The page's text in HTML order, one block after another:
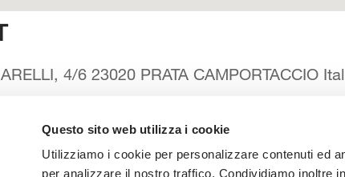
Questo sito web utilizza i cookie
Utilizziamo i cookie per personalizzare contenuti ed
per analizzare il nostro traffico. Condividiamo inoltre
4/6 23020 PRATA CAMPORTACCIO
Seleziona la tua Area Scarica il catalogo Manuali